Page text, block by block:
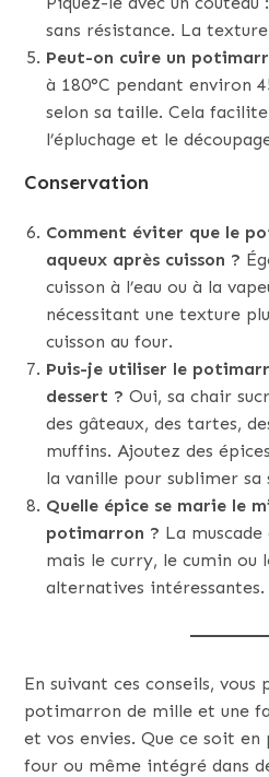
sans résistance. La
Peut-on cuire un
à 180°C pendant environ
selon sa taille. Cela
l’épluchage et le
Conservation
Comment éviter que le
aqueux après cuisson ?
cuisson à l’eau ou à la
nécessitant une texture
cuisson au four.
Puis-je utiliser le
dessert ? Oui, sa chair
des gâteaux, des tartes,
muffins. Ajoutez des
la vanille pour sublimer sa
Quelle épice se marie le
potimarron ? La
mais le curry, le cumin ou
alternatives intéressantes.
En suivant ces conseils,
potimarron de mille et une
et vos envies. Que ce soit en
four ou même intégré dans